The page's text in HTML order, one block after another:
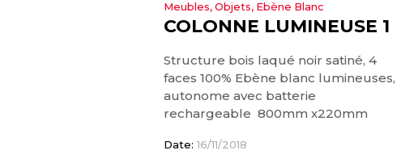
Meubles, Objets, Ebène Blanc
COLONNE LUMINEUSE 1
Structure bois laqué noir satiné, 4
faces 100% Ebène blanc lumineuses,
autonome avec batterie
rechargeable 800mm x220mm
Date: 16/11/2018